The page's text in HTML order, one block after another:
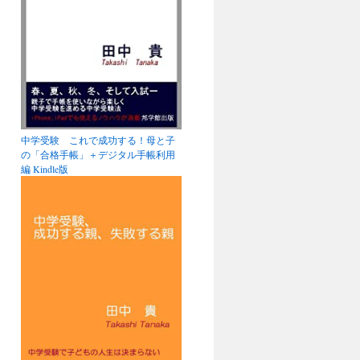
中学受験 これで成功する！母と子
の「合格手帳」＋デジタル手帳利用
編 Kindle版